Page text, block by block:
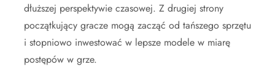
dłuższej perspektywie czasowej. Z drugiej strony
początkujący gracze mogą zacząć od tańszego sprzętu
i stopniowo inwestować w lepsze modele w miarę
postępów w grze.